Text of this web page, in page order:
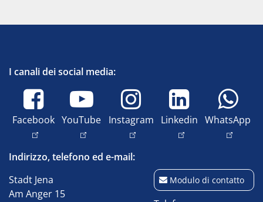
I canali dei social media:
Facebook YouTube Instagram Linkedin WhatsApp
Indirizzo, telefono ed e-mail:
Stadt Jena
Am Anger 15
Modulo di contatto